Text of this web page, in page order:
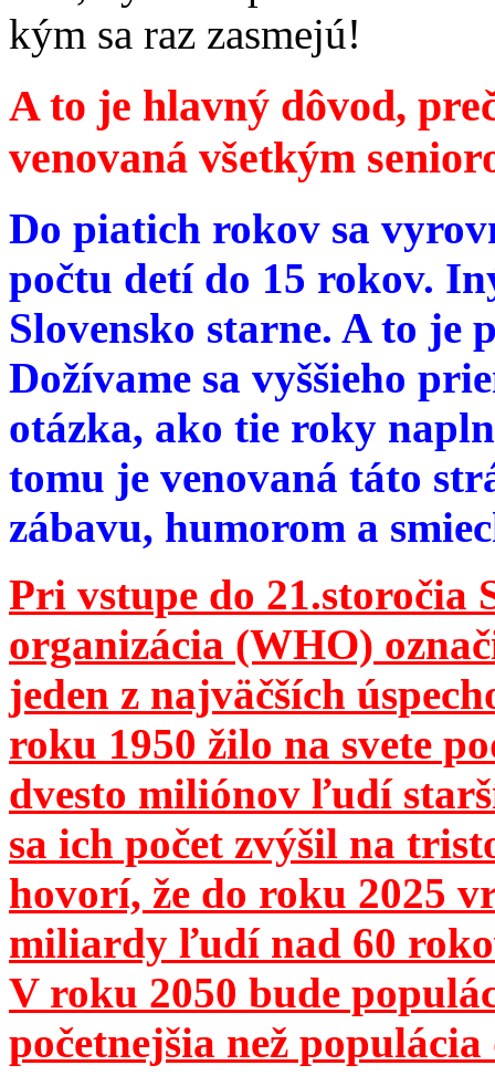
kým sa raz zasmejú!
A to je hlavný dôvod,
venovaná všetkým
Do piatich rokov sa
počtu detí do 15 rokov.
Slovensko starne. A to je
Dožívame sa vyššieho
otázka, ako tie roky
tomu je venovaná táto
zábavu, humorom a
Pri vstupe do 21.storočia
organizácia (WHO)
jeden z najväčších
roku 1950 žilo na svete
dvesto miliónov ľudí
sa ich počet zvýšil na
hovorí, že do roku 2025
miliardy ľudí nad 60
V roku 2050 bude
početnejšia než